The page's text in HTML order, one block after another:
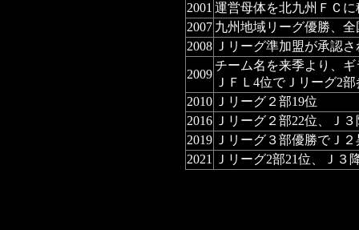
2001 運営母体を北九州ＦＣ
2007 九州地域リーグ優勝、
2008
Ｊリーグ準加盟が承認さ
2009
チーム名を来季より、
ＪＦＬ4位でＪリーグ2
2010
Ｊリーグ２部19位
2016
Ｊリーグ２部22位、Ｊ
2019
Ｊリーグ３部優勝でＪ
2021
Ｊリーグ2部21位、Ｊ３